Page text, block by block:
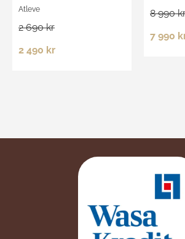
Atleve
2 690 kr
2 490 kr
8 990
7 990